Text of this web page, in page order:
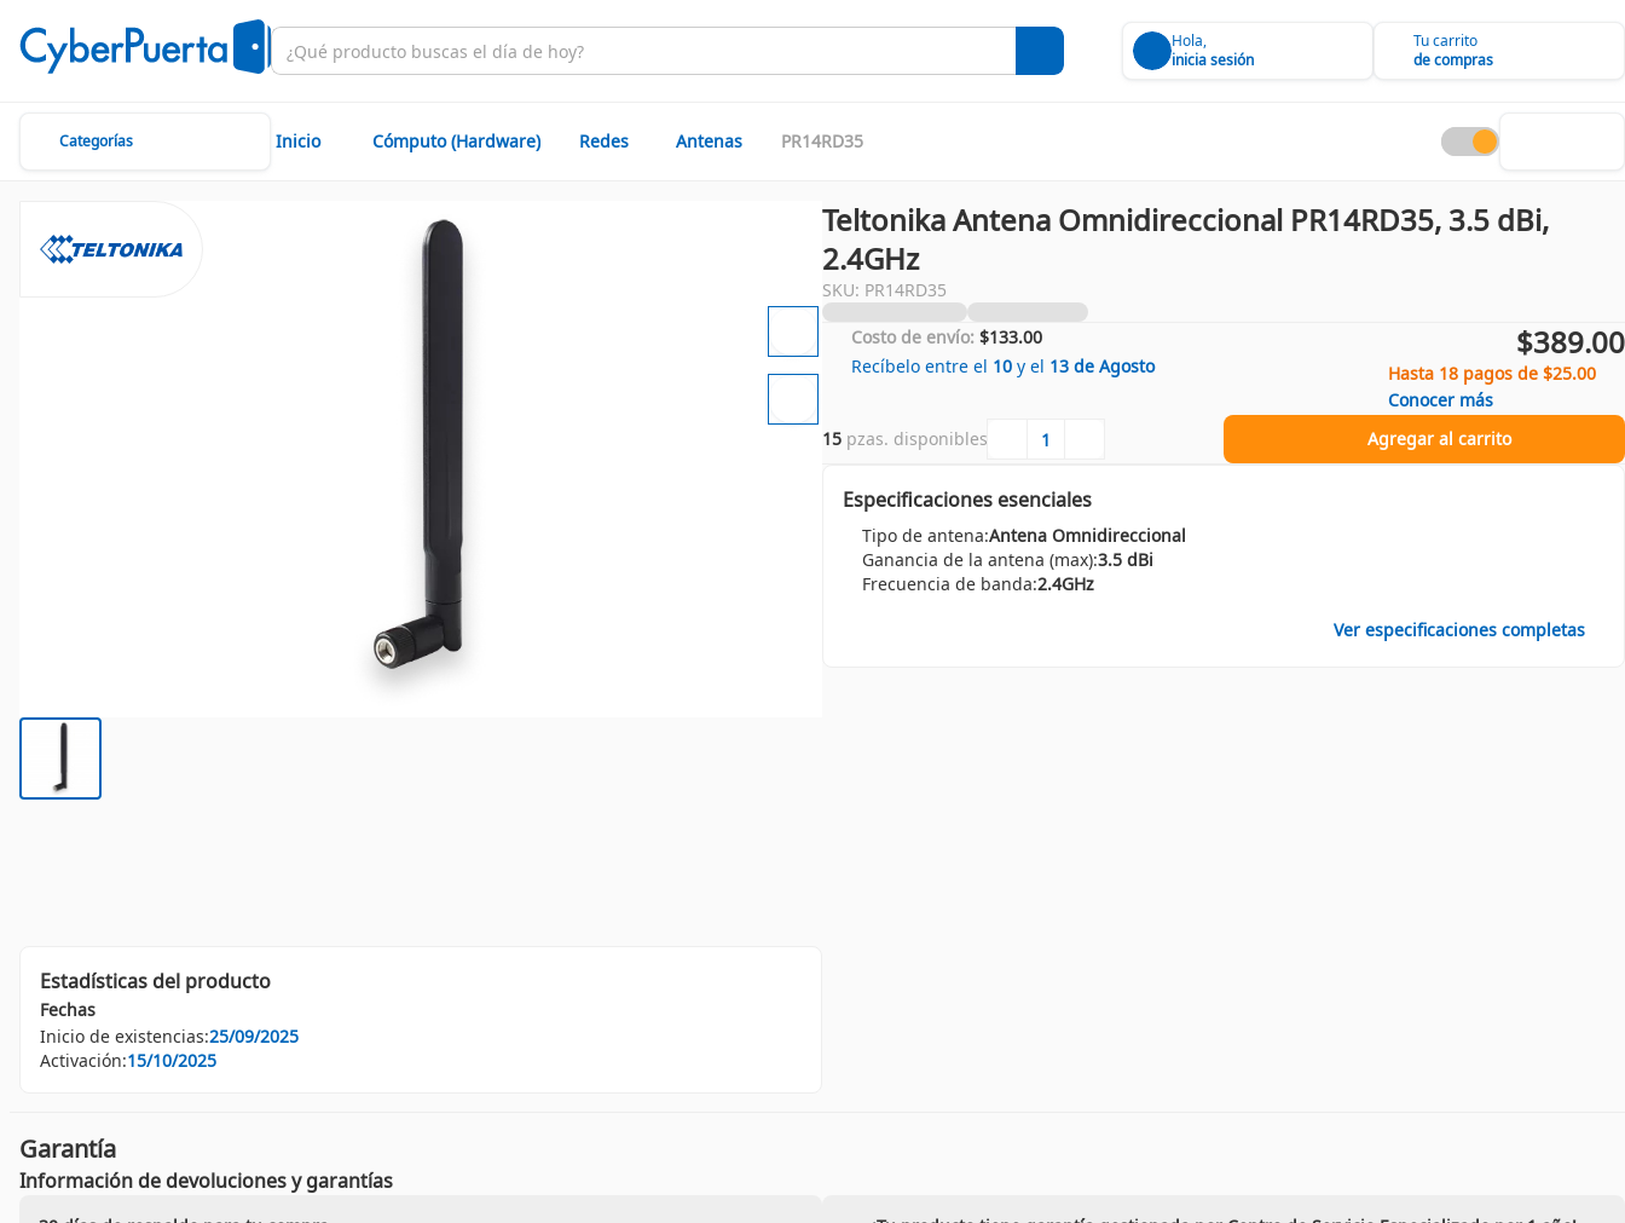
Hola,
inicia sesión
Tu carrito
de compras
Categorías Inicio Cómputo (Hardware) Redes Antenas PR14RD35
Estadísticas del producto
Fechas
Inicio de existencias:25/09/2025
Activación:15/10/2025
Teltonika Antena Omnidireccional PR14RD35, 3.5 dBi,
2.4GHz
SKU: PR14RD35
Costo de envío: $133.00
Recíbelo entre el 10 y el 13 de Agosto
$389.00
Hasta 18 pagos de $25.00
Conocer más
15 pzas. disponibles Agregar al carrito
Especificaciones esenciales
Tipo de antena:Antena Omnidireccional
Ganancia de la antena (max):3.5 dBi
Frecuencia de banda:2.4GHz
Ver especificaciones completas
Garantía
Información de devoluciones y garantías